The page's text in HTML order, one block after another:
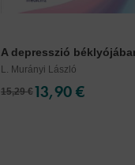
A depresszió
L. Murányi László
15,29 €13,90 €